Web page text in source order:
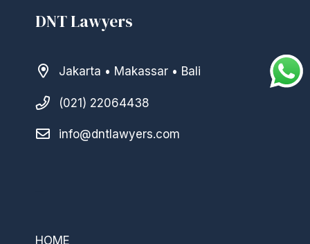
DNT Lawyers
Jakarta • Makassar • Bali
(021) 22064438
info@dntlawyers.com
HOME